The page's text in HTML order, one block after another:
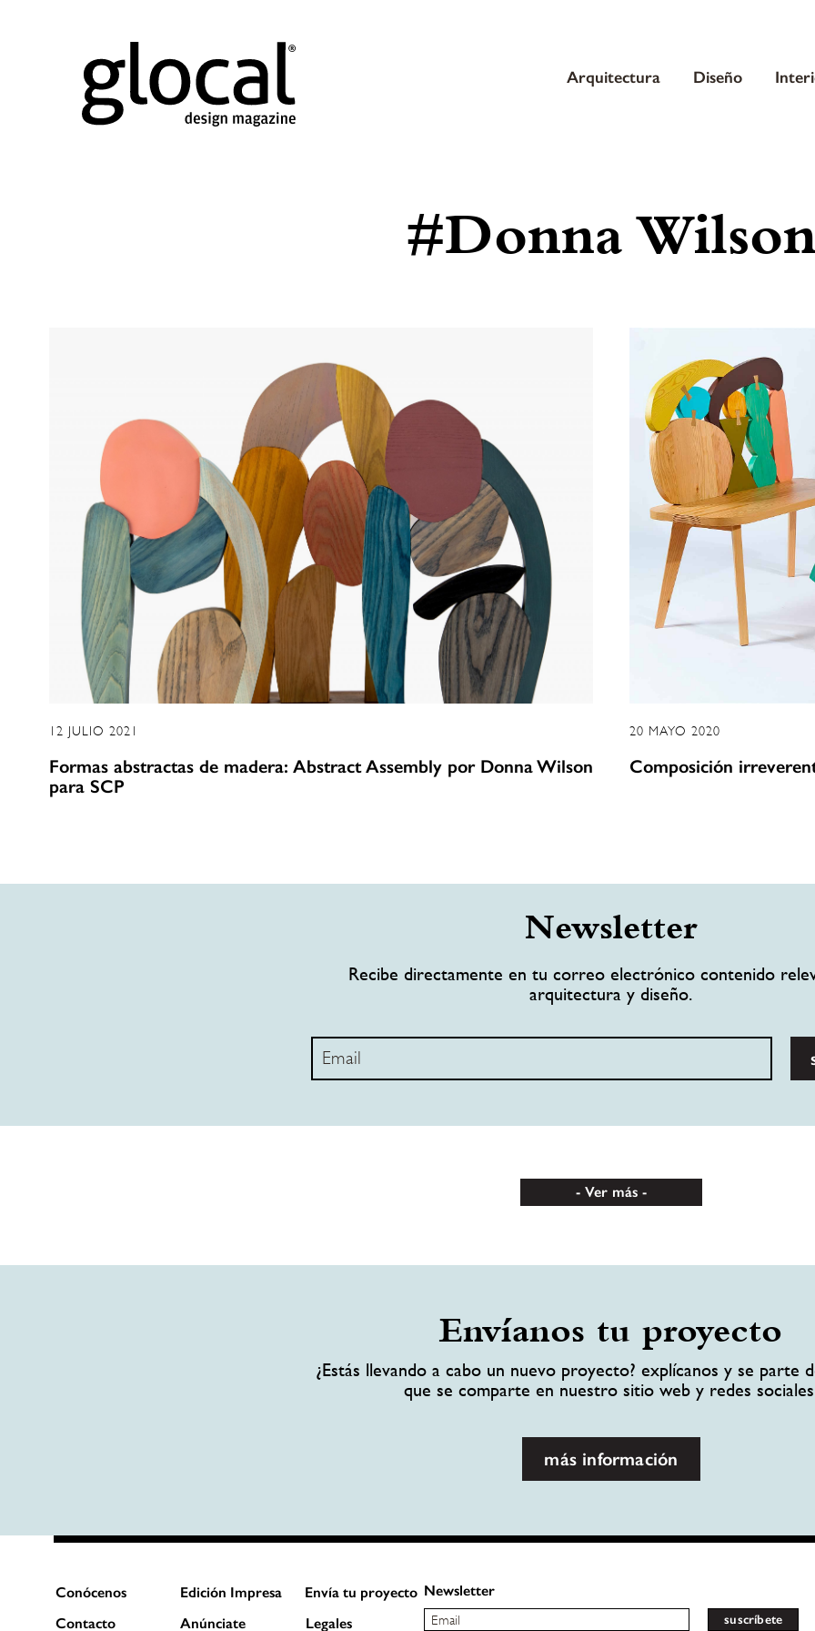
Arquitectura Diseño
#Donna
12 JULIO 2021
Formas abstractas de madera: Abstract Assembly por Donna Wilson
para SCP
20 MAYO 2020
Composición
Newsletter
Recibe directamente en tu correo electrónico contenido
arquitectura y diseño.
Ver más
Envíanos tu proyecto
¿Estás llevando a cabo un nuevo proyecto? explícanos y se parte
que se comparte en nuestro sitio web y redes
más información
Conócenos Edición Impresa
Envía tu proyecto
Contacto
Anúnciate Legales
Newsletter
suscríbete